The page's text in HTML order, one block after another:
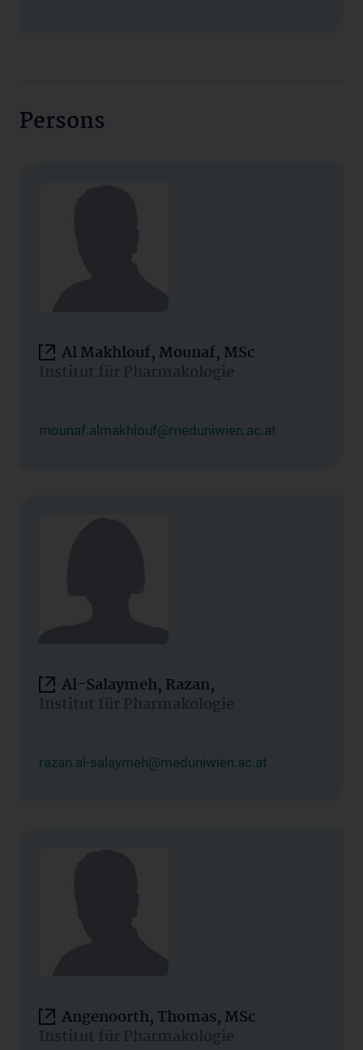
Persons
Al Makhlouf, Mounaf, MSc
Institut für Pharmakologie
mounaf.almakhlouf@meduniwien.ac.at
Al-Salaymeh, Razan,
Institut für Pharmakologie
razan.al-salaymeh@meduniwien.ac.at
Angenoorth, Thomas, MSc
Institut für Pharmakologie